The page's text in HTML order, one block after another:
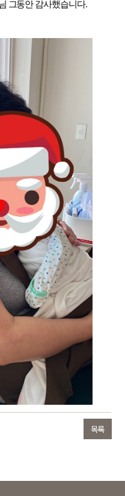
그동안 감사했습니다.
목록